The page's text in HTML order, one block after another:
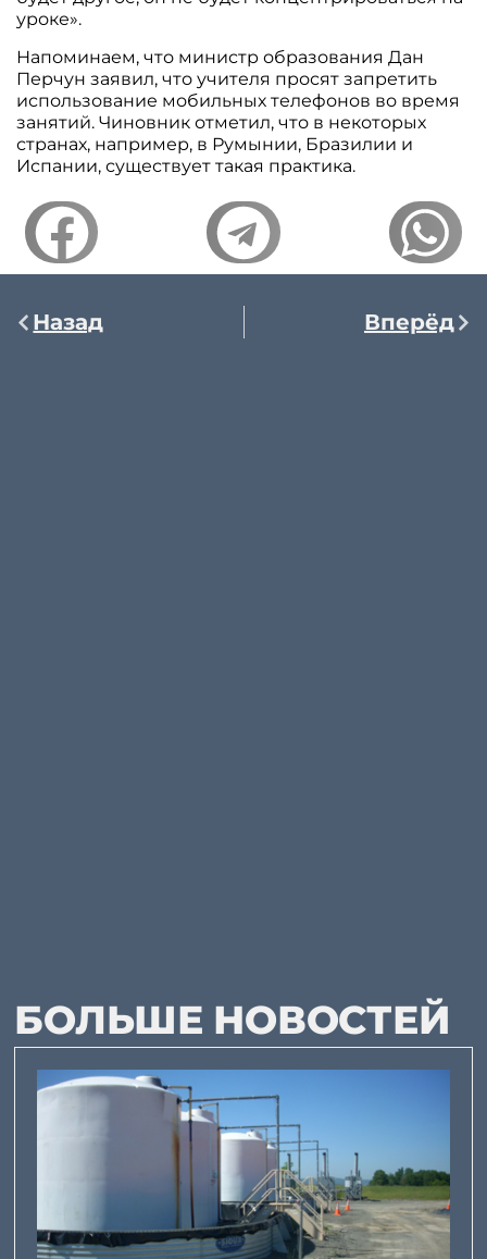
уроке».
Напоминаем, что министр образования Дан
Перчун заявил, что учителя просят запретить
использование мобильных телефонов во время
занятий. Чиновник отметил, что в некоторых
странах, например, в Румынии, Бразилии и
Испании, существует такая практика.
Назад Вперёд
БОЛЬШЕ НОВОСТЕЙ